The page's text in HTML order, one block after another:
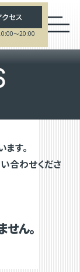
クセス
～20:00
す。
合わせくださ
ん。